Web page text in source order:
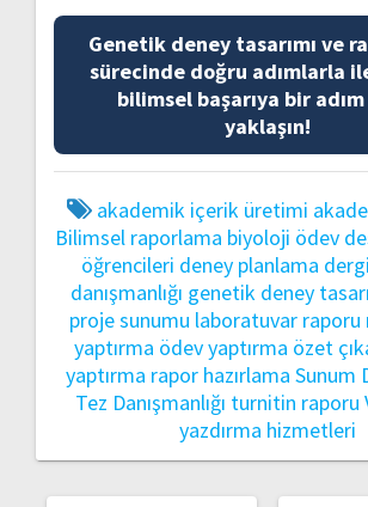
Genetik deney tasarımı ve
sürecinde doğru adımlarla
bilimsel başarıya bir
yaklaşın!
akademik içerik üretimi
Bilimsel raporlama biyoloji ödev
öğrencileri deney planlama
danışmanlığı genetik deney
proje sunumu laboratuvar raporu
yaptırma ödev yaptırma özet
yaptırma rapor hazırlama Sunum
Tez Danışmanlığı turnitin raporu
yazdırma hizmetleri